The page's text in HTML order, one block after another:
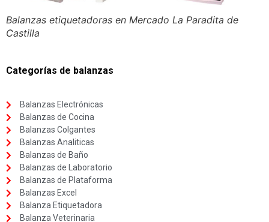
Balanzas etiquetadoras en Mercado La Paradita de
Castilla
Categorías de balanzas
Balanzas Electrónicas
Balanzas de Cocina
Balanzas Colgantes
Balanzas Analiticas
Balanzas de Baño
Balanzas de Laboratorio
Balanzas de Plataforma
Balanzas Excel
Balanza Etiquetadora
Balanza Veterinaria